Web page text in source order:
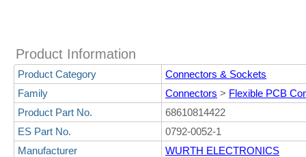
Product Information
Product Category
Connectors & Sockets
Family
Connectors > Flexible PCB
Product Part No.
68610814422
ES Part No.
0792-0052-1
Manufacturer
WURTH ELECTRONICS